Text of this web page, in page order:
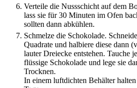
Verteile die Nussschicht auf dem
lass sie für 30 Minuten im Ofen
sollten dann abkühlen.
Schmelze die Schokolade.
Quadrate und halbiere diese dann
lauter Dreiecke entstehen. Tauche
flüssige Schokolade und lege sie
Trocknen.
In einem luftdichten Behälter